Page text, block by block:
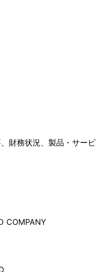
財務状況、製品・サービ
COMPANY